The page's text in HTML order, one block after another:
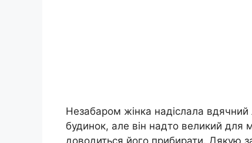
Незабаром жінка надіслала
будинок, але він надто великий для